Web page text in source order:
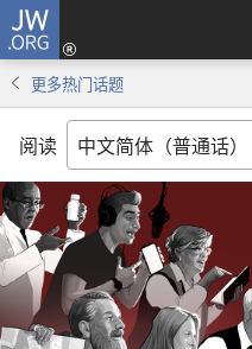
JW.ORG
更多热门话题
阅读